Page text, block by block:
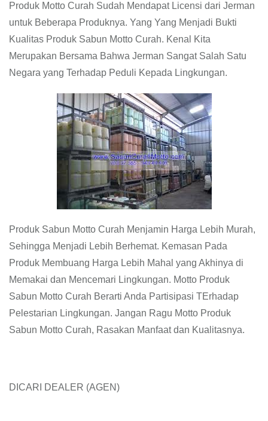
Produk Motto Curah Sudah Mendapat Licensi dari Jerman
untuk Beberapa Produknya. Yang Yang Menjadi Bukti
Kualitas Produk Sabun Motto Curah. Kenal Kita
Merupakan Bersama Bahwa Jerman Sangat Salah Satu
Negara yang Terhadap Peduli Kepada Lingkungan.
Produk Sabun Motto Curah Menjamin Harga Lebih Murah,
Sehingga Menjadi Lebih Berhemat. Kemasan Pada
Produk Membuang Harga Lebih Mahal yang Akhinya di
Memakai dan Mencemari Lingkungan. Motto Produk
Sabun Motto Curah Berarti Anda Partisipasi TErhadap
Pelestarian Lingkungan. Jangan Ragu Motto Produk
Sabun Motto Curah, Rasakan Manfaat dan Kualitasnya.
DICARI DEALER (AGEN)